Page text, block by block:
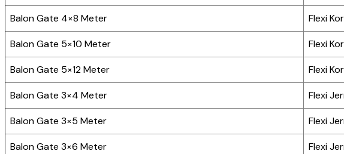
Balon Gate 4×8 Meter Flexi
Balon Gate 5×10 Meter Flexi
Balon Gate 5×12 Meter Flexi
Balon Gate 3×4 Meter Flexi
Balon Gate 3×5 Meter Flexi
Balon Gate 3×6 Meter Flexi